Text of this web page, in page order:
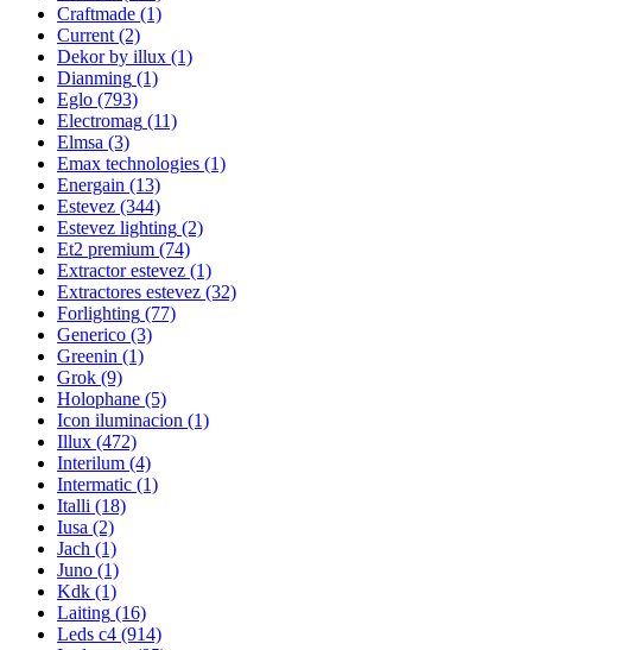
Craftmade (1)
Current (2)
Dekor by illux (1)
Dianming (1)
Eglo (793)
Electromag (11)
Elmsa (3)
Emax technologies (1)
Energain (13)
Estevez (344)
Estevez lighting (2)
Et2 premium (74)
Extractor estevez (1)
Extractores estevez (32)
Forlighting (77)
Generico (3)
Greenin (1)
Grok (9)
Holophane (5)
Icon iluminacion (1)
Illux (472)
Interilum (4)
Intermatic (1)
Italli (18)
Iusa (2)
Jach (1)
Juno (1)
Kdk (1)
Laiting (16)
Leds c4 (914)